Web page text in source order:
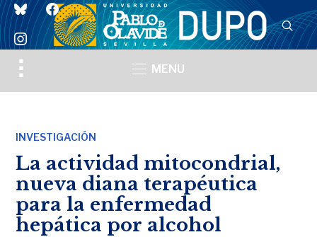
blueskyfacebook
instagram
Toggle
sidebar
MENU
INVESTIGACIÓN
La actividad mitocondrial,
nueva diana terapéutica
para la enfermedad
hepática por alcohol